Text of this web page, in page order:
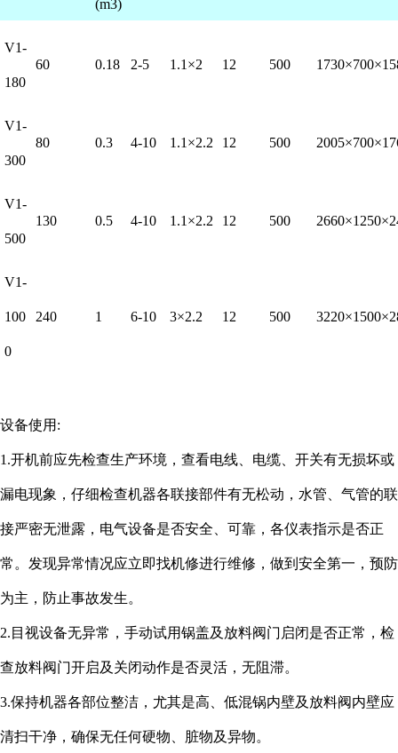
(m3)
V1-
180
60 0.18 2-5 1.1×2 12 500
V1-
300
80 0.3 4-10 1.1×2.2 12 500
V1-
500
130 0.5 4-10 1.1×2.2 12 500
V1-
100
0
240 1 6-10 3×2.2 12 500
设备使用:
1.开机前应先检查生产环境，查看电线、电缆、开关有无损坏或
漏电现象，仔细检查机器各联接部件有无松动，水管、气管的联
接严密无泄露，电气设备是否安全、可靠，各仪表指示是否正
常。发现异常情况应立即找机修进行维修，做到安全第一，预防
为主，防止事故发生。
2.目视设备无异常，手动试用锅盖及放料阀门启闭是否正常，检
查放料阀门开启及关闭动作是否灵活，无阻滞。
3.保持机器各部位整洁，尤其是高、低混锅内壁及放料阀内壁应
清扫干净，确保无任何硬物、脏物及异物。